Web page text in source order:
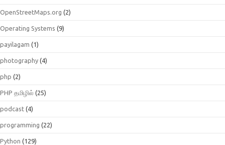
OpenStreetMaps.org (2)
Operating Systems (9)
payilagam (1)
photography (4)
php (2)
PHP தமிழில் (25)
podcast (4)
programming (22)
Python (129)